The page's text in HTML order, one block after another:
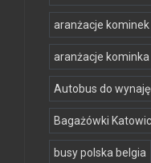
aranżacje
aranżacje
Autobus do
Bagażówki
busy polska belgia